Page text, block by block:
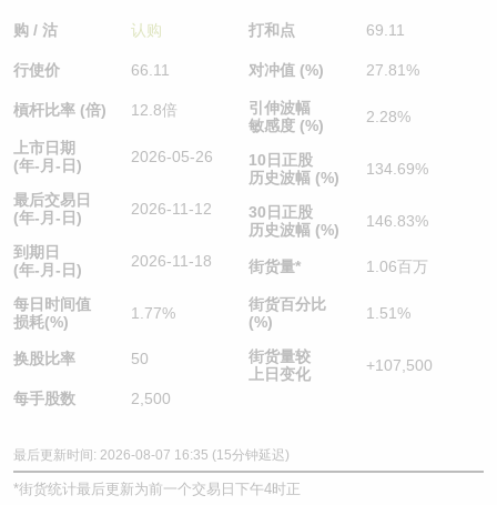
购 / 沽 认购
行使价 66.11
槓杆比率 (倍) 12.8倍
上市日期
(年-月-日)
2026-05-26
最后交易日
(年-月-日)
2026-11-12
到期日
(年-月-日)
2026-11-18
每日时间值
损耗(%)
1.77%
换股比率 50
每手股数 2,500
打和点 69.11
对冲值 (%) 27.81%
引伸波幅
敏感度 (%)
2.28%
10日正股
历史波幅 (%)
134.69%
30日正股
历史波幅 (%)
146.83%
街货量* 1.06百万
街货百分比
(%)
1.51%
街货量较
上日变化
+107,500
最后更新时间: 2026-08-07 16:35 (15分钟延迟)
*街货统计最后更新为前一个交易日下午4时正